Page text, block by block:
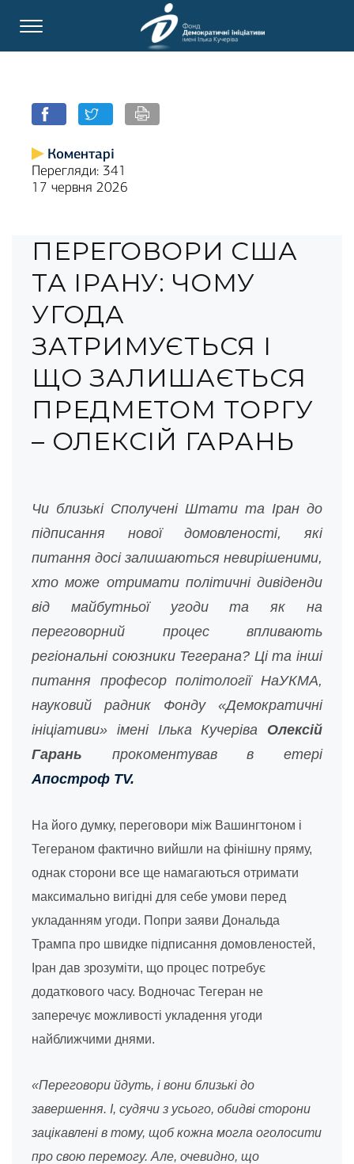
Коментарі
Перегляди: 341
17 червня 2026
ПЕРЕГОВОРИ США
ТА ІРАНУ: ЧОМУ
УГОДА
ЗАТРИМУЄТЬСЯ І
ЩО ЗАЛИШАЄТЬСЯ
ПРЕДМЕТОМ ТОРГУ
– ОЛЕКСІЙ ГАРАНЬ
Чи близькі Сполучені Штати та Іран до
підписання нової домовленості, які
питання досі залишаються невирішеними,
хто може отримати політичні дивіденди
від майбутньої угоди та як на
переговорний процес впливають
регіональні союзники Тегерана? Ці та інші
питання професор політології НаУКМА,
науковий радник Фонду «Демократичні
ініціативи» імені Ілька Кучеріва Олексій
Гарань прокоментував в етері
Апостроф TV.
На його думку, переговори між Вашингтоном і
Тегераном фактично вийшли на фінішну пряму,
однак сторони все ще намагаються отримати
максимально вигідні для себе умови перед
укладанням угоди. Попри заяви Дональда
Трампа про швидке підписання домовленостей,
Іран дав зрозуміти, що процес потребує
додаткового часу. Водночас Тегеран не
заперечує можливості укладення угоди
найближчими днями.
«Переговори йдуть, і вони близькі до
завершення. І, судячи з усього, обидві сторони
зацікавлені в тому, щоб кожна могла оголосити
про свою перемогу. Але, очевидно, що